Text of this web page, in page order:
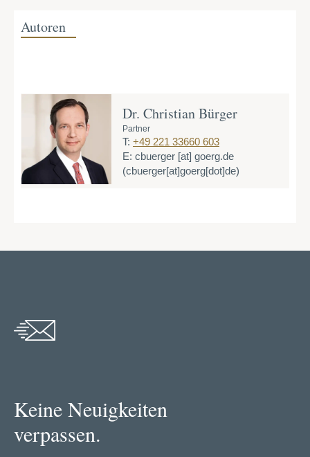
Autoren
Dr. Christian Bürger
Partner
T: +49 221 33660 603
E: cbuerger [at] goerg.de
(cbuerger[at]goerg[dot]de)
Keine Neuigkeiten
verpassen.